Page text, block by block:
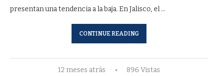
presentan una tendencia a la baja. En Jalisco, el …
CONTINUE READING
12 meses atrás 896 Vistas